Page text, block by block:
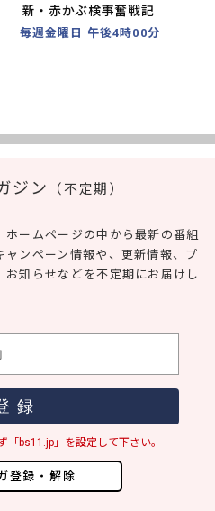
新・赤かぶ検事奮戦記
毎週金曜日 午後4時00分
ジン （不定期）
登録・解除
ホームページの中から最新の番組
ャンペーン情報や、更新情報、プ
お知らせなどを不定期にお届けし
bs11.jp」を設定して下さい。